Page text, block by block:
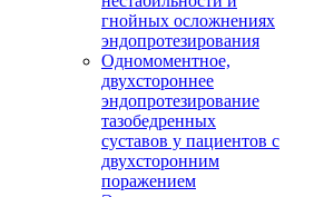
гнойных осложнениях
эндопротезирования
Одномоментное,
двухстороннее
эндопротезирование
тазобедренных
суставов у пациентов с
двухсторонним
поражением